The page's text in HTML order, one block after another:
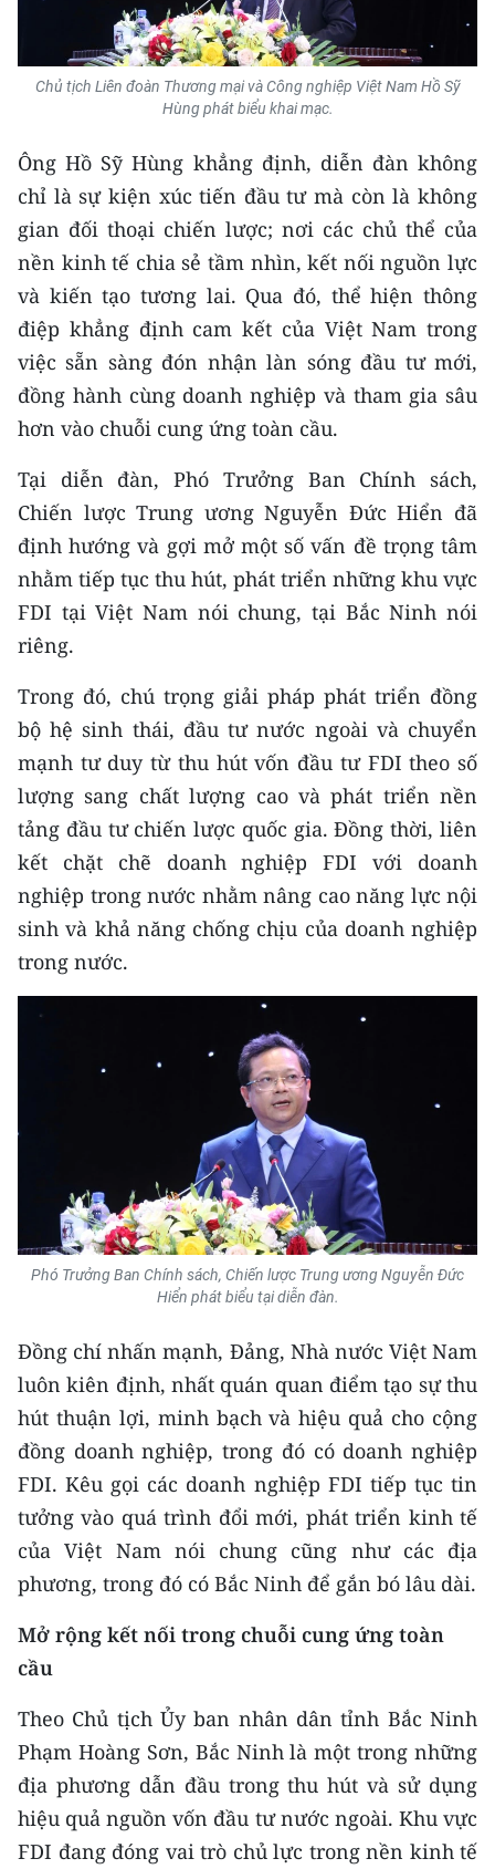
Media Thể thao
Media Giáo dục
Media Khoa học - Công nghệ
Media Môi trường
Ảnh
Infographic
TIN MỚI
Trung du và miền núi phía Bắc
Đồng bằng sông Hồng
Bắc Trung Bộ
Duyên hải Nam Trung Bộ và Tây
Đông Nam Bộ
Đồng bằng sông Cửu Long
Chuyên trang Hà Nội
Chuyên trang TP. Hồ Chí Minh
CHUYÊN ĐỀ
CÁC CHUYÊN TRANG
NHÂN DÂN CUỐI TUẦN
NHÂN DÂN HẰNG THÁNG
MUA BÁO
ENGLISH
中文
FRANÇAIS
РУССКИЙ
ESPAÑOL
한국어
Chủ tịch Liên đoàn Thương mại và Công nghiệp Việt Nam Hồ Sỹ
Hùng phát biểu khai mạc.
Ông Hồ Sỹ Hùng khẳng định, diễn đàn không
chỉ là sự kiện xúc tiến đầu tư mà còn là không
gian đối thoại chiến lược; nơi các chủ thể của
nền kinh tế chia sẻ tầm nhìn, kết nối nguồn lực
và kiến tạo tương lai. Qua đó, thể hiện thông
điệp khẳng định cam kết của Việt Nam trong
việc sẵn sàng đón nhận làn sóng đầu tư mới,
đồng hành cùng doanh nghiệp và tham gia sâu
hơn vào chuỗi cung ứng toàn cầu.
Tại diễn đàn, Phó Trưởng Ban Chính sách,
Chiến lược Trung ương Nguyễn Đức Hiển đã
định hướng và gợi mở một số vấn đề trọng tâm
nhằm tiếp tục thu hút, phát triển những khu vực
FDI tại Việt Nam nói chung, tại Bắc Ninh nói
riêng.
Trong đó, chú trọng giải pháp phát triển đồng
bộ hệ sinh thái, đầu tư nước ngoài và chuyển
mạnh tư duy từ thu hút vốn đầu tư FDI theo số
lượng sang chất lượng cao và phát triển nền
tảng đầu tư chiến lược quốc gia. Đồng thời, liên
kết chặt chẽ doanh nghiệp FDI với doanh
nghiệp trong nước nhằm nâng cao năng lực nội
sinh và khả năng chống chịu của doanh nghiệp
trong nước.
Phó Trưởng Ban Chính sách, Chiến lược Trung ương Nguyễn Đức
Hiển phát biểu tại diễn đàn.
Đồng chí nhấn mạnh, Đảng, Nhà nước Việt Nam
luôn kiên định, nhất quán quan điểm tạo sự thu
hút thuận lợi, minh bạch và hiệu quả cho cộng
đồng doanh nghiệp, trong đó có doanh nghiệp
FDI. Kêu gọi các doanh nghiệp FDI tiếp tục tin
tưởng vào quá trình đổi mới, phát triển kinh tế
của Việt Nam nói chung cũng như các địa
phương, trong đó có Bắc Ninh để gắn bó lâu dài.
Mở rộng kết nối trong chuỗi cung ứng toàn
cầu
Theo Chủ tịch Ủy ban nhân dân tỉnh Bắc Ninh
Phạm Hoàng Sơn, Bắc Ninh là một trong những
địa phương dẫn đầu trong thu hút và sử dụng
hiệu quả nguồn vốn đầu tư nước ngoài. Khu vực
FDI đang đóng vai trò chủ lực trong nền kinh tế